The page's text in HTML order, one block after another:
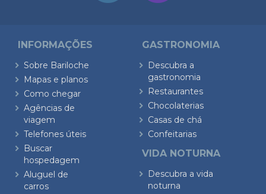
INFORMAÇÕES
Sobre Bariloche
Mapas e planos
Como chegar
Agências de
viagem
Telefones úteis
Buscar
hospedagem
Aluguel de
carros
GASTRONOMIA
Descubra a
gastronomia
Restaurantes
Chocolaterias
Casas de chá
Confeitarias
VIDA NOTURNA
Descubra a vida
noturna